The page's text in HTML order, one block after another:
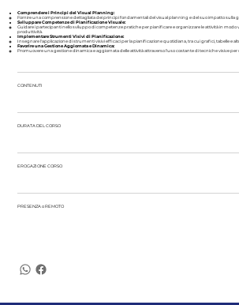
Comprendere i Principi del Visual Planning:
Fornire una comprensione dettagliata dei principi fondamentali del visual planning e del suo impatto sulla
Sviluppare Competenze di Pianificazione Visuale:
Guidare i partecipanti nello sviluppo di competenze pratiche per pianificare e organizzare le attività in modo
produttività.
Implementare Strumenti Visivi di Pianificazione:
Insegnare l'applicazione di strumenti visivi efficaci per la pianificazione quotidiana, tra cui grafici, tabelle e
Favorire una Gestione Aggiornata e Dinamica:
Promuovere una gestione dinamica e aggiornata delle attività attraverso l'uso costante di tecniche visive
CONTENUTI
DURATA DEL CORSO
EROGAZIONE CORSO
PRESENZA o REMOTO